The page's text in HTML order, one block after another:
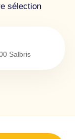
sélection
Salbris